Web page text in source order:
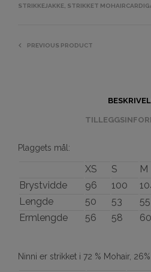
STRIKKEJAKKE STRIKKET
PREVIOUS PRODUCT
Plaggets mål:
XS S M
Brystvidde
96 100
Lengde
50 53 55
Ermlengde
56 58 60
Ninni er strikket i 72 % Mohair,